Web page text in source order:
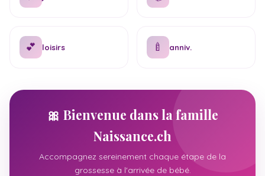
💕 loisirs 🍼 anniv.
🎀 Bienvenue dans la famille
Naissance.ch
Accompagnez sereinement chaque étape de la
grossesse à l'arrivée de bébé.